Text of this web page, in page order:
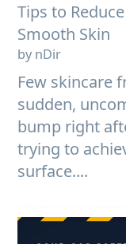
Tips to
Smooth Skin
by nDir
Few skincare
sudden,
bump right
trying to
surface....